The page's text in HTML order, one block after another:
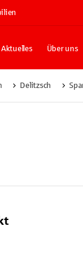
Aktuelles Über uns
Delitzsch